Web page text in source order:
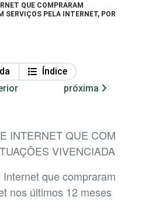
QUE COMPRARAM
SERVIÇOS PELA INTERNET, POR
Índice
próxima
INTERNET QUE
VIVENCIADAS
que compraram
nos últimos 12 meses